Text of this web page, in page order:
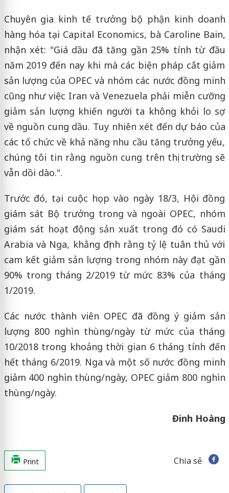
Chuyên gia kinh tế trưởng bộ phận kinh doanh
hàng hóa tại Capital Economics, bà Caroline Bain,
nhận xét: "Giá dầu đã tăng gần 25% tính từ đầu
năm 2019 đến nay khi mà các biện pháp cắt giảm
sản lượng của OPEC và nhóm các nước đồng minh
cũng như việc Iran và Venezuela phải miễn cưỡng
giảm sản lượng khiến người ta không khỏi lo sợ
về nguồn cung dầu. Tuy nhiên xét đến dự báo của
các tổ chức về khả năng nhu cầu tăng trưởng yếu,
chúng tôi tin rằng nguồn cung trên thị trường sẽ
vẫn dồi dào.".
Trước đó, tại cuộc họp vào ngày 18/3, Hội đồng
giám sát Bộ trưởng trong và ngoài OPEC, nhóm
giám sát hoạt động sản xuất trong đó có Saudi
Arabia và Nga, khẳng định rằng tỷ lệ tuân thủ với
cam kết giảm sản lượng trong nhóm này đạt gần
90% trong tháng 2/2019 từ mức 83% của tháng
1/2019.
Các nước thành viên OPEC đã đồng ý giảm sản
lượng 800 nghìn thùng/ngày từ mức của tháng
10/2018 trong khoảng thời gian 6 tháng tính đến
hết tháng 6/2019. Nga và một số nước đồng minh
giảm 400 nghìn thùng/ngày, OPEC giảm 800 nghìn
thùng/ngày.
Đinh Hoàng
Print Chia sẻ